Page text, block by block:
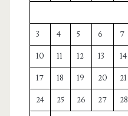
3 4 5 6 7
10 11 12 13 14
17 18 19 20 21
24 25 26 27 28